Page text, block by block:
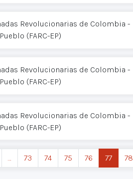
Revolucionarias de Colombia -
(FARC-EP)
Revolucionarias de Colombia -
(FARC-EP)
Revolucionarias de Colombia -
(FARC-EP)
… 73 74 75 76 77 78